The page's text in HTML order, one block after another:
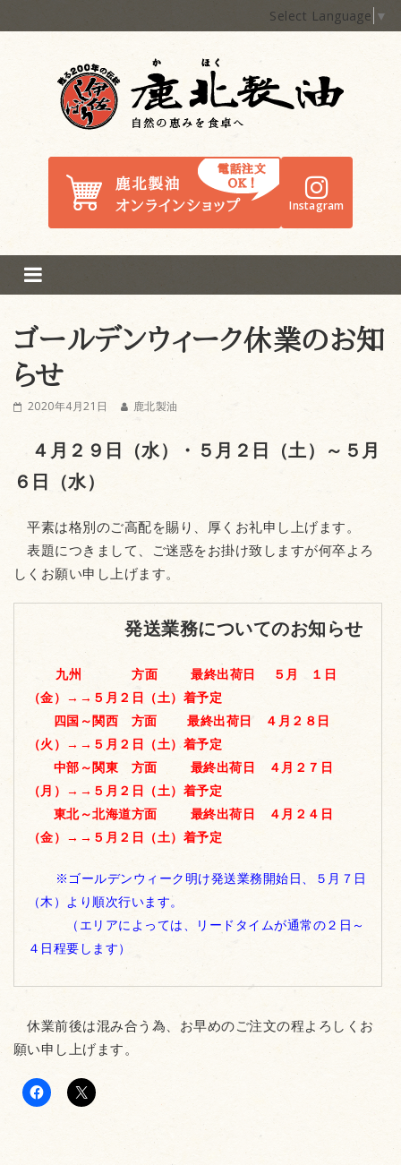
Select Language ▼
Instagram
ゴールデンウィーク休業のお知
らせ
2020年4月21日 鹿北製油
４月２９日（水）・５月２日（土）～５月
６日（水）
平素は格別のご高配を賜り、厚くお礼申し上げます。
表題につきまして、ご迷惑をお掛け致しますが何卒よろ
しくお願い申し上げます。
発送業務についてのお知らせ
九州 方面 最終出荷日 ５月 １日
（金）→→５月２日（土）着予定
四国～関西 方面 最終出荷日 ４月２８日
（火）→→５月２日（土）着予定
中部～関東 方面 最終出荷日 ４月２７日
（月）→→５月２日（土）着予定
東北～北海道方面 最終出荷日 ４月２４日
（金）→→５月２日（土）着予定
※ゴールデンウィーク明け発送業務開始日、５月７日
（木）より順次行います。
（エリアによっては、リードタイムが通常の２日～
４日程要します）
休業前後は混み合う為、お早めのご注文の程よろしくお
願い申し上げます。